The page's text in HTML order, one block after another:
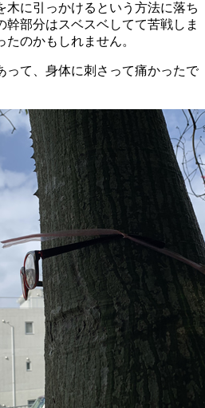
木に引っかけるという方法に落ち
幹部分はスベスベしてて苦戦しま
のかもしれません。
って、身体に刺さって痛かったで